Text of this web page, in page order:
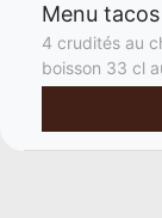
Menu
4 crudités au
boisson 33 cl